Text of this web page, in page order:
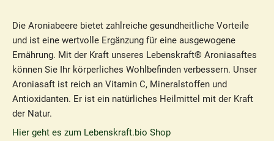
Die Aroniabeere bietet zahlreiche gesundheitliche Vorteile
und ist eine wertvolle Ergänzung für eine ausgewogene
Ernährung. Mit der Kraft unseres Lebenskraft® Aroniasaftes
können Sie Ihr körperliches Wohlbefinden verbessern. Unser
Aroniasaft ist reich an Vitamin C, Mineralstoffen und
Antioxidanten. Er ist ein natürliches Heilmittel mit der Kraft
der Natur.
Hier geht es zum Lebenskraft.bio Shop